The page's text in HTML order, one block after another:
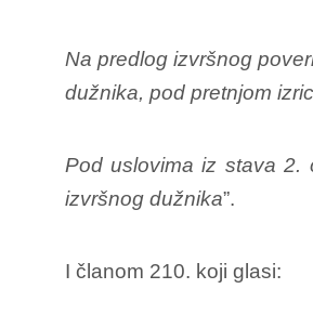
Na predlog izvršnog
dužnika, pod pretnjom
Pod uslovima iz stava 2.
izvršnog dužnika”.
I članom 210. koji glasi: